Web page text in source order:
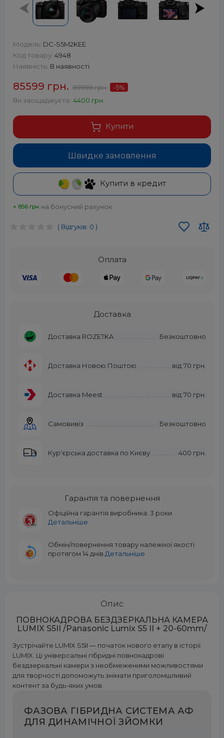
( Відгуків: 0 )
Оплата
Доставка
Доставка ROZETKA Безкоштовно
Доставка Новою Поштою від 70 грн.
Доставка Meest від 70 грн.
Самовивіз Безкоштовно
Кур'єрська доставка по Києву 400 грн.
Гарантія та повернення
Офіційна гарантія виробника: 3 роки.
Детальніше
Обмін/повернення товару належної якості
протягом 14 днів. Детальніше
Модель: DC-S5M2KEE
Код товару: 4948
Наявність: В наявності
85599 грн. 89999 грн. -5%
Ви заощаджуєте: 4400 грн.
Швидке замовлення
Купити
Купити в кредит
+ 856 грн. на бонусний рахунок
Опис
ПОВНОКАДРОВА БЕЗДЗЕРКАЛЬНА КАМЕРА
LUMIX S5II /Panasonic Lumix S5 II + 20-60mm/
Зустрічайте LUMIX S5II — початок нового етапу в історії
LUMIX. Ці універсальні гібридні повнокадрові
бездзеркальні камери з необмеженими можливостями
для творчості допоможуть знімати приголомшливий
контент за будь-яких умов.
ФАЗОВА ГІБРИДНА СИСТЕМА АФ
ДЛЯ ДИНАМІЧНОЇ ЗЙОМКИ